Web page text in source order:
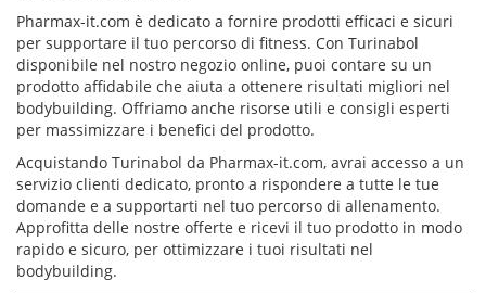
Pharmax-it.com è dedicato a fornire prodotti efficaci e sicuri
per supportare il tuo percorso di fitness. Con Turinabol
disponibile nel nostro negozio online, puoi contare su un
prodotto affidabile che aiuta a ottenere risultati migliori nel
bodybuilding. Offriamo anche risorse utili e consigli esperti
per massimizzare i benefici del prodotto.
Acquistando Turinabol da Pharmax-it.com, avrai accesso a un
servizio clienti dedicato, pronto a rispondere a tutte le tue
domande e a supportarti nel tuo percorso di allenamento.
Approfitta delle nostre offerte e ricevi il tuo prodotto in modo
rapido e sicuro, per ottimizzare i tuoi risultati nel
bodybuilding.